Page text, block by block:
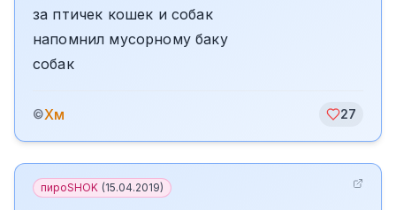
за птичек кошек и собак
напомнил мусорному баку
собак
©Хм 27
пироSHOK (15.04.2019)